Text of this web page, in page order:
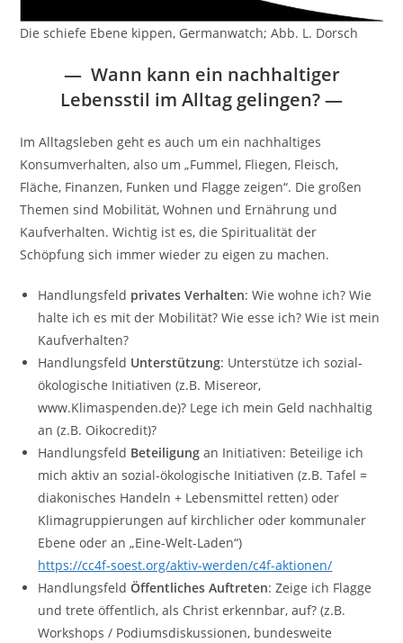
Die schiefe Ebene kippen, Germanwatch; Abb. L. Dorsch
— Wann kann ein nachhaltiger
Lebensstil im Alltag gelingen?—
Im Alltagsleben geht es auch um ein nachhaltiges
Konsumverhalten, also um „Fummel, Fliegen, Fleisch,
Fläche, Finanzen, Funken und Flagge zeigen“. Die großen
Themen sind Mobilität, Wohnen und Ernährung und
Kaufverhalten. Wichtig ist es, die Spiritualität der
Schöpfung sich immer wieder zu eigen zu machen.
Handlungsfeld privates Verhalten: Wie wohne ich? Wie
halte ich es mit der Mobilität? Wie esse ich? Wie ist mein
Kaufverhalten?
Handlungsfeld Unterstützung: Unterstütze ich sozial-
ökologische Initiativen (z.B. Misereor,
www.Klimaspenden.de)? Lege ich mein Geld nachhaltig
an (z.B. Oikocredit)?
Handlungsfeld Beteiligungan Initiativen: Beteilige ich
mich aktiv an sozial-ökologische Initiativen (z.B. Tafel =
diakonisches Handeln + Lebensmittel retten) oder
Klimagruppierungen auf kirchlicher oder kommunaler
Ebene oder an „Eine-Welt-Laden“)
https://cc4f-soest.org/aktiv-werden/c4f-aktionen/
HandlungsfeldÖffentliches Auftreten: Zeige ich Flagge
und trete öffentlich, als Christ erkennbar, auf? (z.B.
Workshops / Podiumsdiskussionen, bundesweite